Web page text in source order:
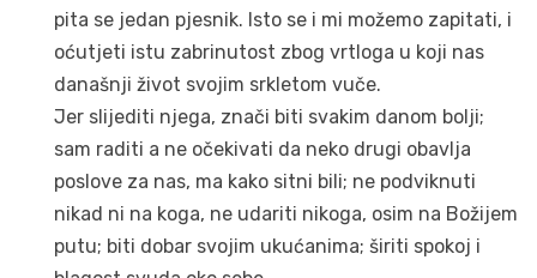
pita se jedan pjesnik. Isto se i mi možemo zapitati, i
oćutjeti istu zabrinutost zbog vrtloga u koji nas
današnji život svojim srkletom vuče.
Jer slijediti njega, znači biti svakim danom bolji;
sam raditi a ne očekivati da neko drugi obavlja
poslove za nas, ma kako sitni bili; ne podviknuti
nikad ni na koga, ne udariti nikoga, osim na Božijem
putu; biti dobar svojim ukućanima; širiti spokoj i